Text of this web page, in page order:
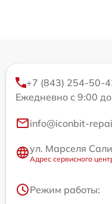
+7 (843) 254-50-
Ежедневно с 9:00
info@iconbit-
ул. Марселя
Адрес сервисного
Режим работы: